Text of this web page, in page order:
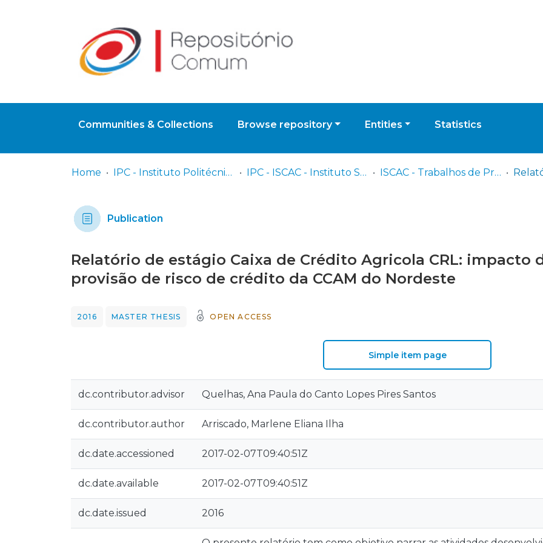
Communities & Collections Browse repository Entities Statistics
Home IPC - Instituto Politécnico de Coimbra IPC - ISCAC - Instituto Superior de Contabilidade e Administração de Coimbra ISCAC - Trabalhos de Projeto | Relatórios de Estágio
Publication
Relatório de estágio Caixa de Crédito Agricola CRL: impacto
provisão de risco de crédito da CCAM do Nordeste
2016 MASTER THESIS OPEN ACCESS
Simple item page
dc.contributor.advisor Quelhas, Ana Paula do Canto Lopes Pires Santos
dc.contributor.author Arriscado, Marlene Eliana Ilha
dc.date.accessioned 2017-02-07T09:40:51Z
dc.date.available 2017-02-07T09:40:51Z
dc.date.issued 2016